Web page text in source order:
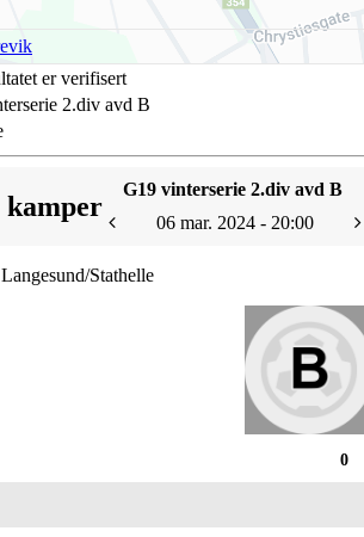
er verifisert
2.div avd B
kamper
G19 vinterserie 2.div avd B
06 mar. 2024 - 20:00
Stathelle
0